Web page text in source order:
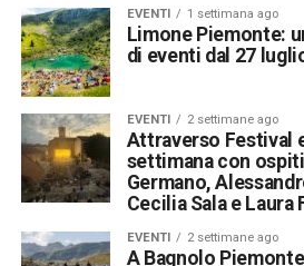
EVENTI 1 settimana ago
Limone Piemonte:
di eventi dal 27
EVENTI 2 settimane ago
Attraverso Festival
settimana con
Germano,
Cecilia Sala e Laura
EVENTI 2 settimane ago
A Bagnolo